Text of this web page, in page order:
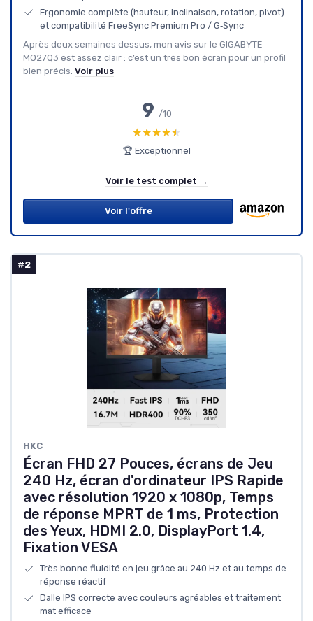
Ergonomie complète (hauteur, inclinaison, rotation, pivot)
et compatibilité FreeSync Premium Pro / G‑Sync
Après deux semaines dessus, mon avis sur le GIGABYTE
MO27Q3 est assez clair : c’est un très bon écran pour un profil
bien précis. Voir plus
9 /10
★★★★★
★★★★★
🏆 Exceptionnel
Voir le test complet →
Voir l'offre
#2
HKC
Écran FHD 27 Pouces, écrans de Jeu
240 Hz, écran d'ordinateur IPS Rapide
avec résolution 1920 x 1080p, Temps
de réponse MPRT de 1 ms, Protection
des Yeux, HDMI 2.0, DisplayPort 1.4,
Fixation VESA
Très bonne fluidité en jeu grâce au 240 Hz et au temps de
réponse réactif
Dalle IPS correcte avec couleurs agréables et traitement
mat efficace